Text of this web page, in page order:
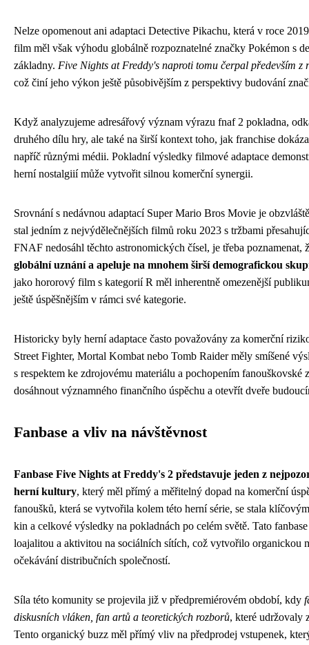
Nelze opomenout ani adaptaci Detective Pikachu, která v roce
film měl však výhodu globálně rozpoznatelné značky Pokémon s
základny. Five Nights at Freddy's naproti tomu čerpal především z
což činí jeho výkon ještě působivějším z perspektivy budování
Když analyzujeme adresářový význam výrazu fnaf 2 pokladna,
druhého dílu hry, ale také na širší kontext toho, jak franchise
napříč různými médii. Pokladní výsledky filmové adaptace
herní nostalgiií může vytvořit silnou komerční synergii.
Srovnání s nedávnou adaptací Super Mario Bros Movie je
stal jedním z nejvýdělečnějších filmů roku 2023 s tržbami
FNAF nedosáhl těchto astronomických čísel, je třeba poznamenat,
globální uznání a apeluje na mnohem širší demografickou
jako hororový film s kategorií R měl inherentně omezenější
ještě úspěšnějším v rámci své kategorie.
Historicky byly herní adaptace často považovány za komerční
Street Fighter, Mortal Kombat nebo Tomb Raider měly smíšené
s respektem ke zdrojovému materiálu a pochopením fanouškovské
dosáhnout významného finančního úspěchu a otevřít dveře
Fanbase a vliv na návštěvnost
Fanbase Five Nights at Freddy's 2 představuje jeden z
herní kultury, který měl přímý a měřitelný dopad na komerční
fanoušků, která se vytvořila kolem této herní série, se stala
kin a celkové výsledky na pokladnách po celém světě. Tato
loajalitou a aktivitou na sociálních sítích, což vytvořilo organickou
očekávání distribučních společností.
Síla této komunity se projevila již v předpremiérovém období, kdy
diskusních vláken, fan artů a teoretických rozborů, které udržovaly
Tento organický buzz měl přímý vliv na předprodej vstupenek,